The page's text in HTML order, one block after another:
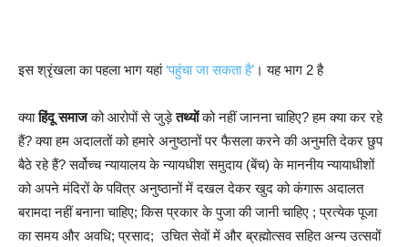
इस श्रृंखला का पहला भाग यहां ‘पहुंचा जा सकता है’ । यह भाग 2 है
क्याहिंदू समाजको आरोपों से जुड़ेतथ्योंको नहीं जानना चाहिए? हम क्या कर रहे
हैं? क्या हम अदालतों को हमारे अनुष्ठानों पर फैसला करने की अनुमति देकर छुप
बैठे रहे हैं? सर्वोच्च न्यायालय के न्यायधीश समुदाय (बेंच) के माननीय न्यायाधीशों
को अपने मंदिरों के पवित्र अनुष्ठानों में दखल देकर खुद को कंगारू अदालत
बरामदा नहीं बनाना चाहिए; किस प्रकार के पुजा की जानी चाहिए ; प्रत्येक पूजा
का समय और अवधि; प्रसाद; उचित सेवों में और ब्रह्मोत्सव सहित अन्य उत्सवों